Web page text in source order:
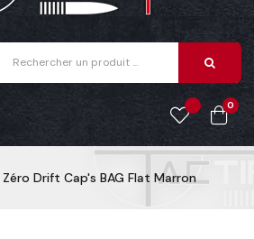
0
Zéro Drift Cap's BAG Flat Marron